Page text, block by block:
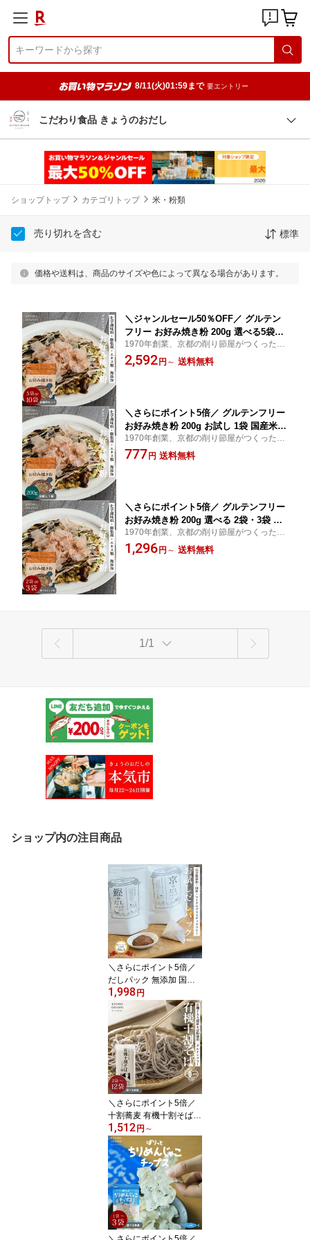
8/11(火)01:59まで 要エントリー
こだわり食品 きょうのおだし
ショップトップ カテゴリトップ 米・粉類
売り切れを含む 標準
価格や送料は、商品のサイズや色によって異なる場合があります。
＼ジャンルセール50％OFF／ グルテン
フリー お好み焼き粉 200g 選べる5袋・
10袋 国産米粉100％ 無添加 小麦粉不使
用 だし入り 国産 米粉 お好み焼き たこ
1970年創業、京都の削り節屋がつくった無
添加お好み焼き粉。4種の削り節と昆布のお
出汁が香る、国産米粉100％のグルテンフ
2,592 円 ～ 送料無料
＼さらにポイント5倍／ グルテンフリー
お好み焼き粉 200g お試し 1袋 国産米粉
100％ 無添加 小麦粉不使用 だし入り 国
産 米粉 お好み焼き たこ焼き粉 化学調
1970年創業、京都の削り節屋がつくった無
添加お好み焼き粉。4種の削り節と昆布のお
出汁が香る、国産米粉100％のグルテンフ
777 円 送料無料
＼さらにポイント5倍／ グルテンフリー
お好み焼き粉 200g 選べる 2袋・3袋 国
産米粉100％ 無添加 小麦粉不使用 だし
入り 国産 米粉 お好み焼き たこ焼き粉
1970年創業、京都の削り節屋がつくった無
添加お好み焼き粉。4種の削り節と昆布のお
出汁が香る、国産米粉100％のグルテンフ
1,296 円 ～ 送料無料
1/1
ショップ内の注目商品
＼さらにポイント5倍／
だしパック 無添加 国産
離乳食 お試しだしパック
2種類セット 出汁パック
天然だし 食塩不使用 酵
母エキス不使用 赤ちゃん
植物由来不織布 マイクロ
プラスチックフリー 食育
京のだしパック きょうの
おだし 森野義
1,998 円
＼さらにポイント5倍／
十割蕎麦 有機十割そば
［選べる2袋・4袋・12
袋］お中元 有機JAS認定
グルテンフリー 無添加
オーガニック 有機そば
さばそば 鯖蕎麦 乾麺 本
田商店 森野義 きょうの
おだし 年越しそば
1,512 円 ～